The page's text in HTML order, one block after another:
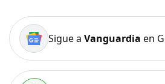
Sigue a Vanguardia en